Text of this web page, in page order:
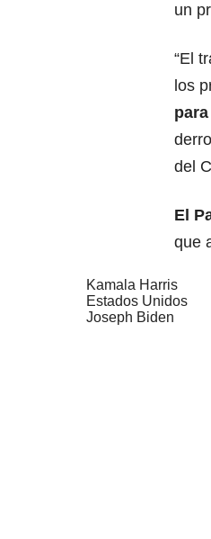
un
“El
los
del
El
que
Kamala Harris
Estados Unidos
Joseph Biden